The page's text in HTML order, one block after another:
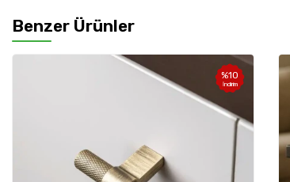
Benzer Ürünler
%10
İndirim